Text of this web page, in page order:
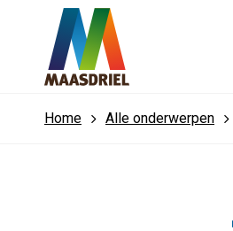
Home Alle onderwerpen